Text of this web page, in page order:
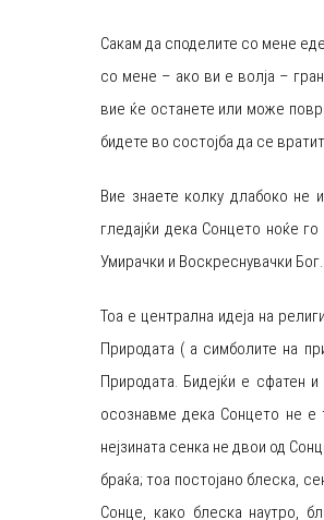
Сакам да споделите со мене
со мене – ако ви е волја –
вие ќе останете или може
бидете во состојба да се
Вие знаете колку длабоко не
гледајќи дека Сонцето ноќе
Умирачки и Воскреснувачки Бог.
Тоа е централна идеја на
Природата ( а симболите на
Природата. Бидејќи е сфатен
осознавме дека Сонцето не е
нејзината сенка не двои од
браќа; тоа постојано блеска,
Сонце, како блеска наутро,